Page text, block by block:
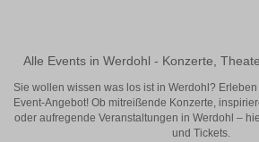
Alle Events in Werdohl - Konzerte,
Sie wollen wissen was los ist in Werdohl?
Event-Angebot! Ob mitreißende Konzerte,
oder aufregende Veranstaltungen in Werdohl –
und Tickets.